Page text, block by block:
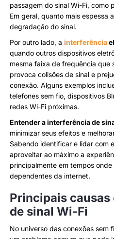
passagem do sinal Wi-Fi, como
Em geral, quanto mais espessa
degradação do sinal.
Por outro lado, a interferência
quando outros dispositivos
mesma faixa de frequência que
provoca colisões de sinal e
conexão. Alguns exemplos
telefones sem fio, dispositivos
redes Wi-Fi próximas.
Entender a interferência de
minimizar seus efeitos e
Sabendo identificar e lidar com
aproveitar ao máximo a
principalmente em tempos
dependentes da internet.
Principais
de sinal Wi-Fi
No universo das conexões sem